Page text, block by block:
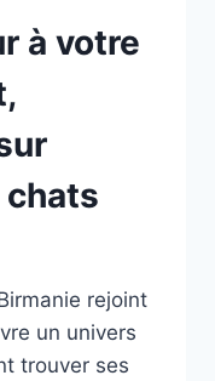
à votre
rejoint
un univers
trouver ses